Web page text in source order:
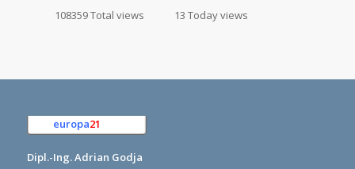
108359 Total views 13 Today views
europa21
Dipl.-Ing. Adrian Godja